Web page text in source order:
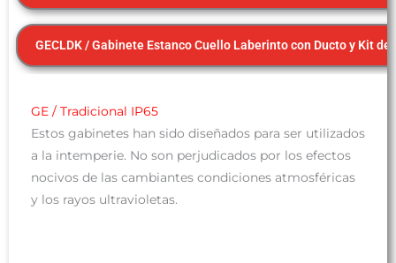
GECLDK / Gabinete Estanco Cuello Laberinto con Ducto y Kit de
GE / Tradicional IP65
Estos gabinetes han sido diseñados para ser utilizados
a la intemperie. No son perjudicados por los efectos
nocivos de las cambiantes condiciones atmosféricas
y los rayos ultravioletas.